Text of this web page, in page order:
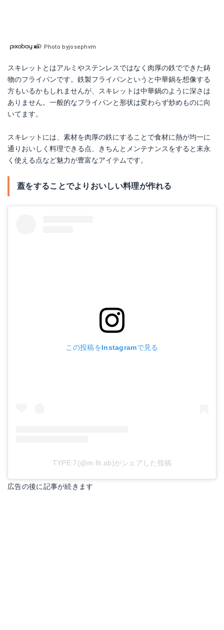
Photo byjosephvm
スキレットとはアルミやステンレスではなく肉厚の鉄でできた鋳
物のフライパンです。鉄製フライパンというと中華鍋を想像する
方もいるかもしれませんが、スキレットは中華鍋のように深さは
ありません。一般的なフライパンと形状は変わらず炒めものに向
いてます。
スキレットには、素材を肉厚の鉄にすることで食材に熱が均一に
通りおいしく料理できる点、きちんとメンテナンスをすると末永
く使える点など魅力が豊富なアイテムです。
蓋をすることでよりおいしい料理が作れる
この投稿をInstagramで見る
TYPE 7(@m.fit.ab)がシェアした投稿
広告の後に記事が続きます